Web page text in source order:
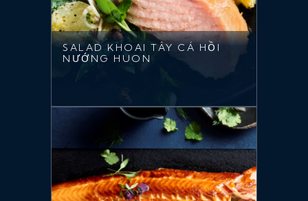
SALAD KHOAI TÂY CÁ HỒI
NƯỚNG HUON